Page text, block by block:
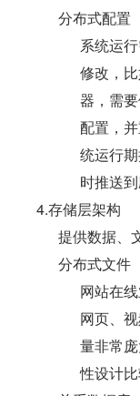
分布式配置
系统运
修改，
器，需
配置，
统运行
时推送
4.存储层架构
提供数据、
分布式文件
网站在
网页、
量非常
性设计